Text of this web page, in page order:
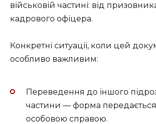
військовій частині: від
кадрового офіцера.
Конкретні ситуації, коли цей
особливо важливим:
Переведення до іншого
частини — форма передається
особовою справою.